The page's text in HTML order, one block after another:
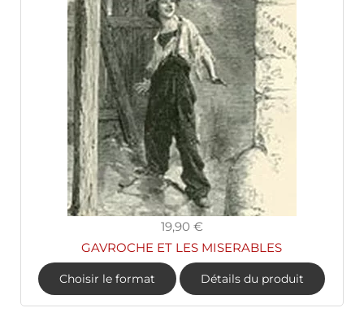
19,90 €
GAVROCHE ET LES MISERABLES
Choisir le format Détails du produit